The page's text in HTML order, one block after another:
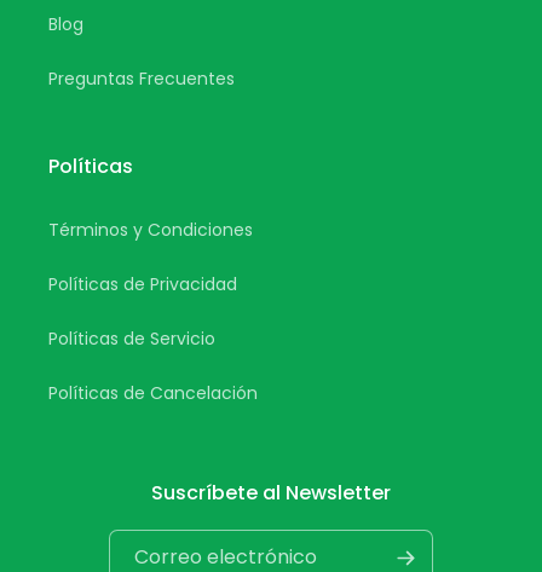
Blog
Preguntas Frecuentes
Políticas
Términos y Condiciones
Políticas de Privacidad
Políticas de Servicio
Políticas de Cancelación
Suscríbete al Newsletter
Correo electrónico